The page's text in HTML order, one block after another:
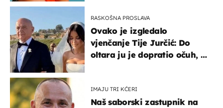
RASKOŠNA PROSLAVA
Ovako je izgledalo
vjenčanje Tije Jurčić: Do
oltara ju je dopratio očuh, a
IMAJU TRI KĆERI
Naš saborski zastupnik na